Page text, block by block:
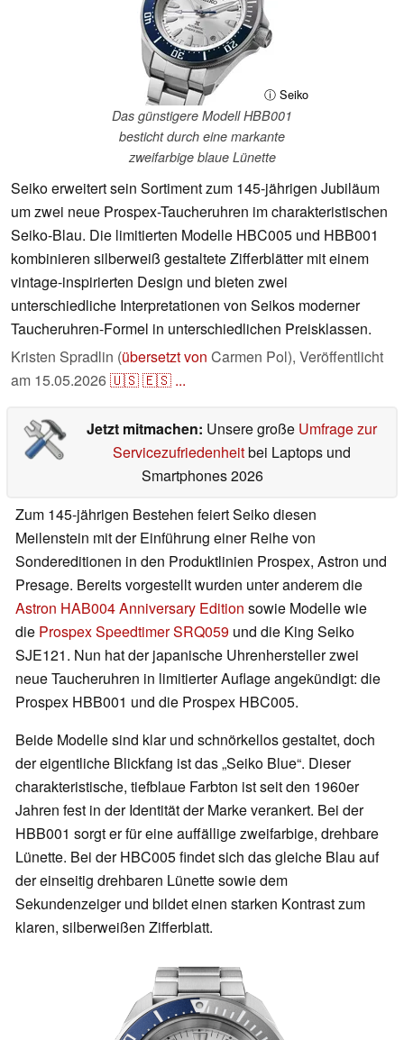
ⓘ Seiko
Das günstigere Modell HBB001
besticht durch eine markante
zweifarbige blaue Lünette
Seiko erweitert sein Sortiment zum 145-jährigen Jubiläum
um zwei neue Prospex-Taucheruhren im charakteristischen
Seiko-Blau. Die limitierten Modelle HBC005 und HBB001
kombinieren silberweiß gestaltete Zifferblätter mit einem
vintage-inspirierten Design und bieten zwei
unterschiedliche Interpretationen von Seikos moderner
Taucheruhren-Formel in unterschiedlichen Preisklassen.
Kristen Spradlin (übersetzt von Carmen Pol), Veröffentlicht
am 15.05.2026🇺🇸🇪🇸 ...
Jetzt mitmachen: Unsere große Umfrage zur
Servicezufriedenheitbei Laptops und
Smartphones 2026
Zum 145-jährigen Bestehen feiert Seiko diesen
Meilenstein mit der Einführung einer Reihe von
Sondereditionen in den Produktlinien Prospex, Astron und
Presage. Bereits vorgestellt wurden unter anderem die
Astron HAB004 Anniversary Edition sowie Modelle wie
die Prospex Speedtimer SRQ059 und die King Seiko
SJE121. Nun hat der japanische Uhrenhersteller zwei
neue Taucheruhren in limitierter Auflage angekündigt: die
Prospex HBB001 und die Prospex HBC005.
Beide Modelle sind klar und schnörkellos gestaltet, doch
der eigentliche Blickfang ist das „Seiko Blue“. Dieser
charakteristische, tiefblaue Farbton ist seit den 1960er
Jahren fest in der Identität der Marke verankert. Bei der
HBB001 sorgt er für eine auffällige zweifarbige, drehbare
Lünette. Bei der HBC005 findet sich das gleiche Blau auf
der einseitig drehbaren Lünette sowie dem
Sekundenzeiger und bildet einen starken Kontrast zum
klaren, silberweißen Zifferblatt.